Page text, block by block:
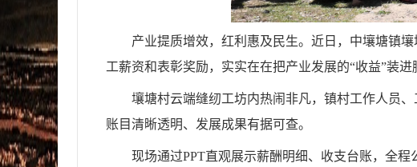
产业提质增效，红利惠及民生。近日，中壤塘镇
工薪资和表彰奖励，实实在在把产业发展的“收益”装
壤塘村云端缝纫工坊内热闹非凡，镇村工作人员
账目清晰透明、发展成果有据可查。
现场通过PPT直观展示薪酬明细、收支台账，全